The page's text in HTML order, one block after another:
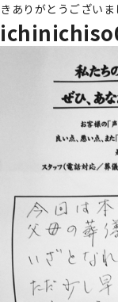
きありがとうございま